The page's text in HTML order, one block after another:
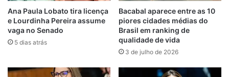
Lula PDT
Weverton
Ana Paula Lobato tira licença
e Lourdinha Pereira assume
vaga no Senado
5 dias atrás
Bacabal aparece entre as 10
piores cidades médias do
Brasil em ranking de
qualidade de vida
3 de julho de 2026